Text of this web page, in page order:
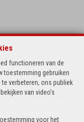
functioneren van de
toestemming gebruiken
verbeteren, ons publiek
van video's
voor het
503.971
REGNIER (B-RYL
Vastgoedmakelaars